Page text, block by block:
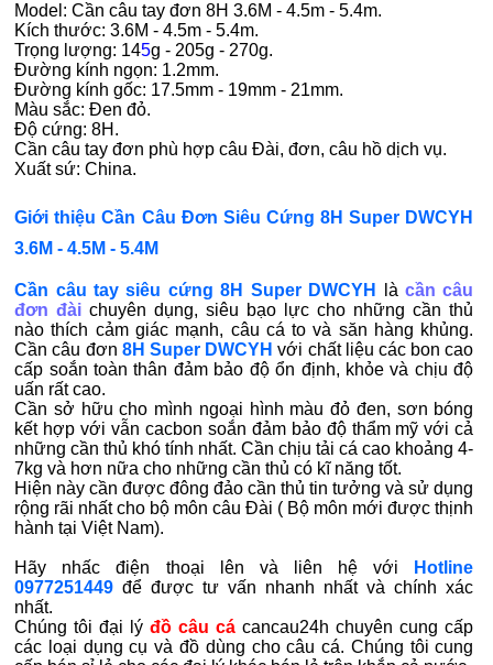
Model: Cần câu tay đơn 8H 3.6M - 4.5m - 5.4m.
Kích thước: 3.6M - 4.5m - 5.4m.
Trọng lượng: 145g - 205g - 270g.
Đường kính ngọn: 1.2mm.
Đường kính gốc: 17.5mm - 19mm - 21mm.
Màu sắc: Đen đỏ.
Độ cứng: 8H.
Cần câu tay đơn phù hợp câu Đài, đơn, câu hồ dịch vụ.
Xuất sứ: China.
Giới thiệu Cần Câu Đơn Siêu Cứng 8H Super DWCYH
3.6M - 4.5M - 5.4M
Cần câu tay siêu cứng 8H Super DWCYH là cần câu
đơn đài chuyên dụng, siêu bạo lực cho những cần thủ
nào thích cảm giác mạnh, câu cá to và săn hàng khủng.
Cần câu đơn 8H Super DWCYH với chất liệu các bon cao
cấp soắn toàn thân đảm bảo độ ổn định, khỏe và chịu độ
uấn rất cao.
Cần sở hữu cho mình ngoại hình màu đỏ đen, sơn bóng
kết hợp với vẫn cacbon soắn đảm bảo độ thẩm mỹ với cả
những cần thủ khó tính nhất. Cần chịu tải cá cao khoảng 4-
7kg và hơn nữa cho những cần thủ có kĩ năng tốt.
Hiện này cần được đông đảo cần thủ tin tưởng và sử dụng
rộng rãi nhất cho bộ môn câu Đài ( Bộ môn mới được thịnh
hành tại Việt Nam).
Hãy nhấc điện thoại lên và liên hệ với
Hotline
0977251449 để được tư vấn nhanh nhất và chính xác
nhất.
Chúng tôi đại lýđồ câu cá cancau24h chuyên cung cấp
các loại dụng cụ và đồ dùng cho câu cá. Chúng tôi cung